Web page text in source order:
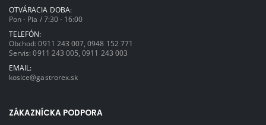
OTVÁRACIA DOBA:
Pon - Pia / 7:30 - 16:00
TELEFÓN:
Obchod:0911 243 007 ,0948 152 771
Servis:0911 243 005 ,0911 243 003
EMAIL:
kosice@gastrorex.sk
ZÁKAZNÍCKA PODPORA